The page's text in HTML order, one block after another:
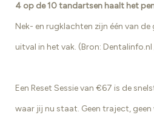
4 op de 10 tandartsen haalt het
Nek- en rugklachten zijn één van
uitval in het vak. (Bron:
Een Reset Sessie van €67 is de
waar jij nu staat. Geen traject,